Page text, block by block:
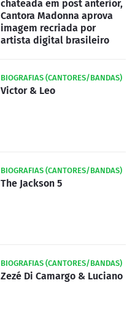
chateada em post anterior,
Cantora Madonna aprova
imagem recriada por
artista digital brasileiro
BIOGRAFIAS (CANTORES/BANDAS)
Victor & Leo
BIOGRAFIAS (CANTORES/BANDAS)
The Jackson 5
BIOGRAFIAS (CANTORES/BANDAS)
Zezé Di Camargo & Luciano